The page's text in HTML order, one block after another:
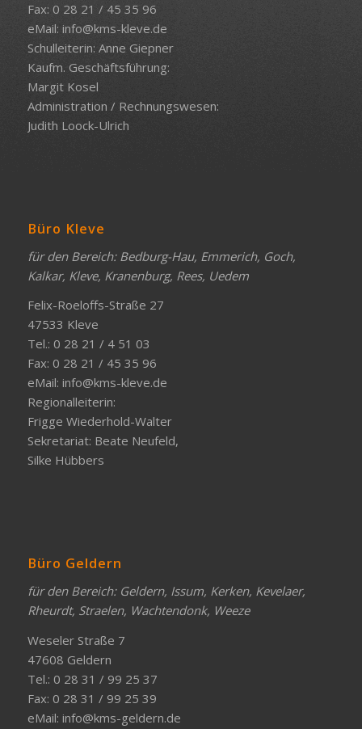
Fax: 0 28 21 / 45 35 96
eMail: info@kms-kleve.de
Schulleiterin: Anne Giepner
Kaufm. Geschäftsführung:
Margit Kosel
Administration / Rechnungswesen:
Judith Loock-Ulrich
Büro Kleve
für den Bereich: Bedburg-Hau, Emmerich, Goch,
Kalkar, Kleve, Kranenburg, Rees, Uedem
Felix-Roeloffs-Straße 27
47533 Kleve
Tel.: 0 28 21 / 4 51 03
Fax: 0 28 21 / 45 35 96
eMail: info@kms-kleve.de
Regionalleiterin:
Frigge Wiederhold-Walter
Sekretariat: Beate Neufeld,
Silke Hübbers
Büro Geldern
für den Bereich: Geldern, Issum, Kerken, Kevelaer,
Rheurdt, Straelen, Wachtendonk, Weeze
Weseler Straße 7
47608 Geldern
Tel.: 0 28 31 / 99 25 37
Fax: 0 28 31 / 99 25 39
eMail: info@kms-geldern.de